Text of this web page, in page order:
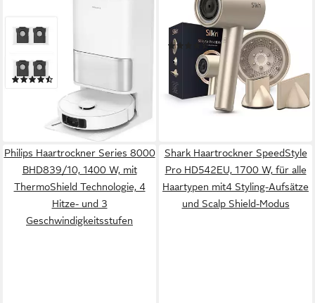
Wischfunktion L10s Ultra Gen
3 Set, 600 W, mit Beutel, mit
Dual-Wischpads, mit flexiblen
Roboterarmen, App-
(115)
ab 449,00 € UVP 599,00 €
lieferbar - in 1-2 Werktagen bei dir
Ionic-Haartrockner SilkyAir
Pro Modell 2024, 1600 W
(25)
ab 129,99 € UVP199,00 €
-35%
lieferbar - in 2-3 Werktagen bei dir
Philips Haartrockner Series 8000
BHD839/10, 1400 W, mit
ThermoShield Technologie, 4
Hitze- und 3
Geschwindigkeitsstufen
Shark Haartrockner SpeedStyle
Pro HD542EU, 1700 W, für alle
Haartypen mit4 Styling-Aufsätze
und Scalp Shield-Modus